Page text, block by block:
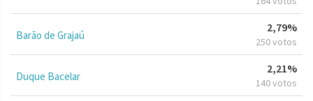
Barão de Grajaú
2,79%
250 votos
Duque Bacelar
2,21%
140 votos